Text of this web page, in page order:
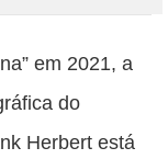
esta
publicação
em 2021, a
do
Herbert está